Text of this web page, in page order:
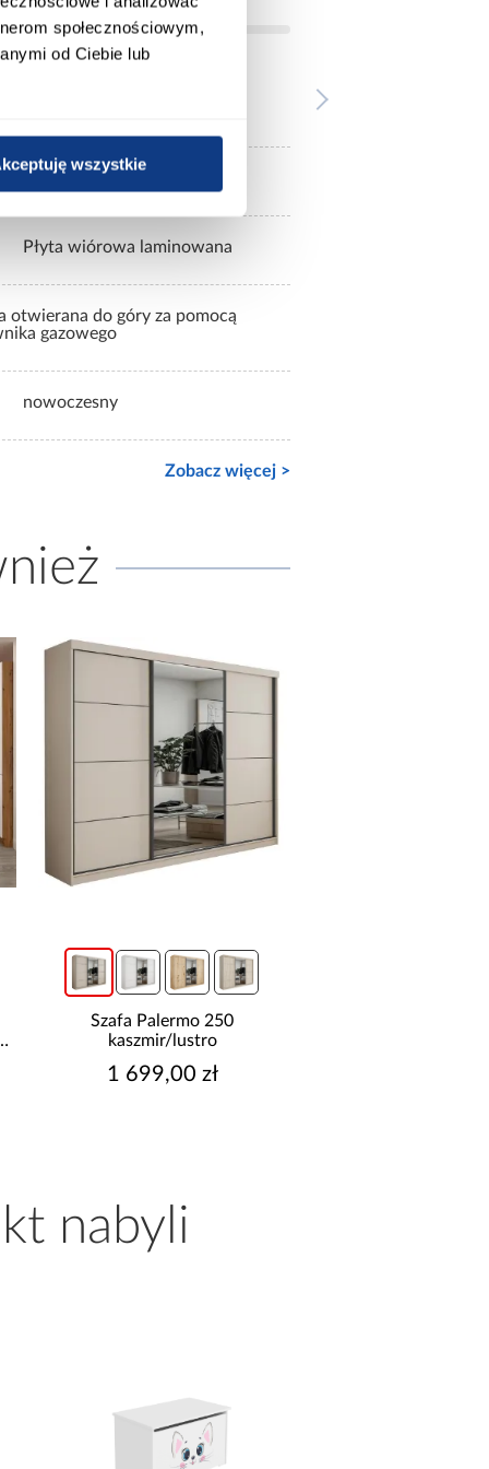
społecznościowym,
od Ciebie lub
wszystkie
Płyta wiórowa laminowana
Płyta wiórowa laminowana
otwierana do góry za pomocą
gazowego
nowoczesny
Zobacz więcej >
Narożnik z dwoma
pojemnikami Sereno beżowy
2 114,99 zł
nabyli